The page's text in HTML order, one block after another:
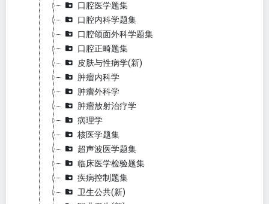
口腔医学题集
口腔内科学题集
口腔颌面外科学题集
口腔正畸题集
皮肤与性病学(新)
肿瘤内科学
肿瘤外科学
肿瘤放射治疗学
病理学
核医学题集
超声波医学题集
临床医学检验题集
疾病控制题集
卫生公共(新)